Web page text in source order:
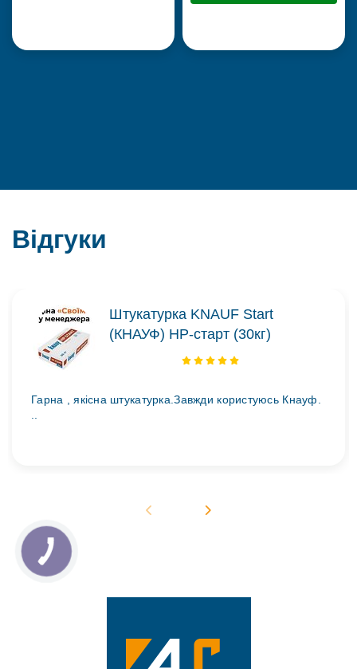
Відгуки
Штукатурка KNAUF Start
(КНАУФ) НР-старт (30кг)
Гарна , якісна штукатурка.Завжди користуюсь Кнауф.
..